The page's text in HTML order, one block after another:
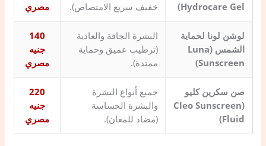
Hydrocare Gel)
خفيف سريع الامتصاص).
مصري
لوشن لونا لحماية
الشمس (Luna
Sunscreen)
البشرة الجافة والعادية
(ترطيب عميق وحماية
ممتدة).
140
جنيه
مصري
صن سكرين كليو
(Cleo Sunscreen
Fluid)
جميع أنواع البشرة
والبشرة الحساسة
(مضاد للمعان).
220
جنيه
مصري